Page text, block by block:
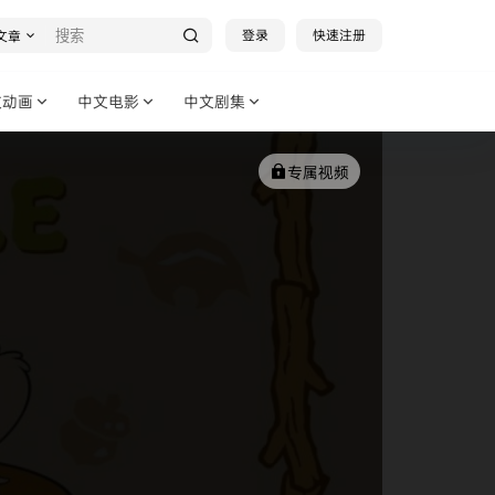
章 登录 快速注册
画 中文电影 中文剧集
专属视频